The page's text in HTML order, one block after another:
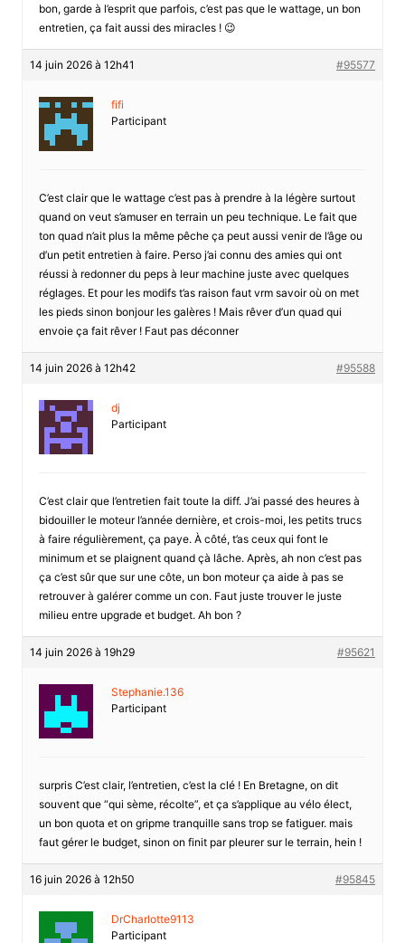
bon, garde à l’esprit que parfois, c’est pas que le wattage, un bon
entretien, ça fait aussi des miracles ! 😉
14 juin 2026 à 12h41 #95577
fifi
Participant
C’est clair que le wattage c’est pas à prendre à la légère surtout
quand on veut s’amuser en terrain un peu technique. Le fait que
ton quad n’ait plus la même pêche ça peut aussi venir de l’âge ou
d’un petit entretien à faire. Perso j’ai connu des amies qui ont
réussi à redonner du peps à leur machine juste avec quelques
réglages. Et pour les modifs t’as raison faut vrm savoir où on met
les pieds sinon bonjour les galères ! Mais rêver d’un quad qui
envoie ça fait rêver ! Faut pas déconner
14 juin 2026 à 12h42 #95588
dj
Participant
C’est clair que l’entretien fait toute la diff. J’ai passé des heures à
bidouiller le moteur l’année dernière, et crois-moi, les petits trucs
à faire régulièrement, ça paye. À côté, t’as ceux qui font le
minimum et se plaignent quand çà lâche. Après, ah non c’est pas
ça c’est sûr que sur une côte, un bon moteur ça aide à pas se
retrouver à galérer comme un con. Faut juste trouver le juste
milieu entre upgrade et budget. Ah bon ?
14 juin 2026 à 19h29 #95621
Stephanie.136
Participant
surpris C’est clair, l’entretien, c’est la clé ! En Bretagne, on dit
souvent que “qui sème, récolte”, et ça s’applique au vélo élect,
un bon quota et on gripme tranquille sans trop se fatiguer. mais
faut gérer le budget, sinon on finit par pleurer sur le terrain, hein !
16 juin 2026 à 12h50 #95845
DrCharlotte9113
Participant